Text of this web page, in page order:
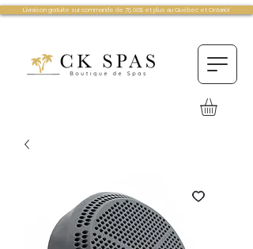
Livraison gratuite sur commande de 75.00$ et plus au Québec et Ontario!